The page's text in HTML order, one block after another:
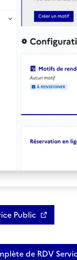
Public
de RDV